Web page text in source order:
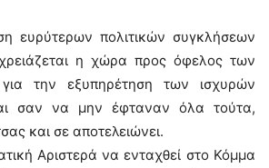
ευρύτερων πολιτικών συγκλήσεων
η χώρα προς όφελος των
την εξυπηρέτηση των ισχυρών
σαν να μην έφταναν όλα τούτα,
και σε αποτελειώνει.
Αριστερά να ενταχθεί στο Κόμμα